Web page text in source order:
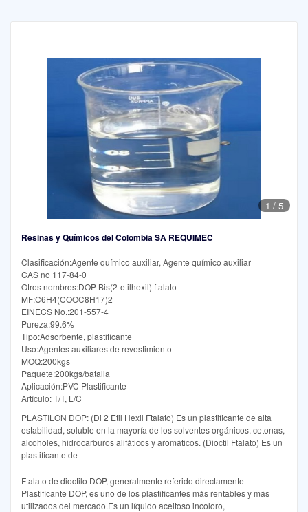
1 / 5
Resinas y Químicos del Colombia SA REQUIMEC
Clasificación:Agente químico auxiliar, Agente químico auxiliar
CAS no 117-84-0
Otros nombres:DOP Bis(2-etilhexil) ftalato
MF:C6H4(COOC8H17)2
EINECS No.:201-557-4
Pureza:99.6%
Tipo:Adsorbente, plastificante
Uso:Agentes auxiliares de revestimiento
MOQ:200kgs
Paquete:200kgs/batalla
Aplicación:PVC Plastificante
Artículo: T/T, L/C
PLASTILON DOP: (Di 2 Etil Hexil Ftalato) Es un plastificante de alta
estabilidad, soluble en la mayoría de los solventes orgánicos, cetonas,
alcoholes, hidrocarburos alifáticos y aromáticos. (Dioctil Ftalato) Es un
plastificante de
Ftalato de dioctilo DOP, generalmente referido directamente
Plastificante DOP, es uno de los plastificantes más rentables y más
utilizados del mercado.Es un líquido aceitoso incoloro,